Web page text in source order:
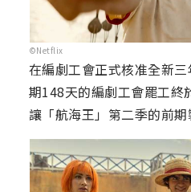
©Netflix
在編劇工會正式核准全新
期148天的編劇工會罷工終
讓「航海王」第二季的前期